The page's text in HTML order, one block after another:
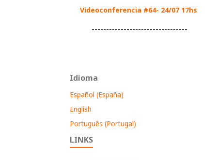
Videoconferencia #64- 24/07 17hs
---------------------------------
Idioma
Español (España)
English
Português (Portugal)
LINKS